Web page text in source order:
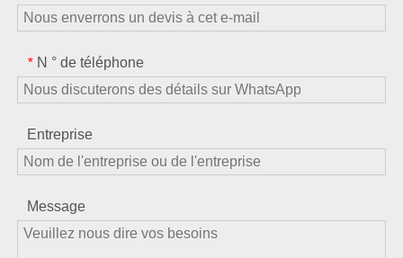
* N ° de téléphone
Entreprise
Message